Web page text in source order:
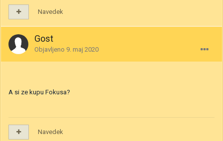
Navedek
Gost
Objavljeno 9. maj 2020
A si ze kupu Fokusa?
Navedek